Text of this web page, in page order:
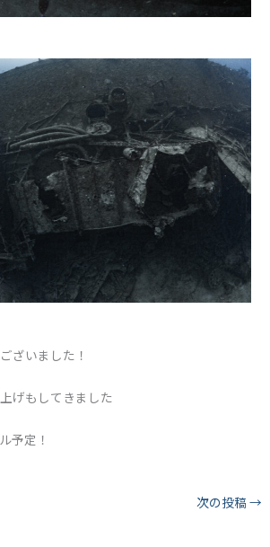
ざいました！
げもしてきました
予定！
次の投稿 →